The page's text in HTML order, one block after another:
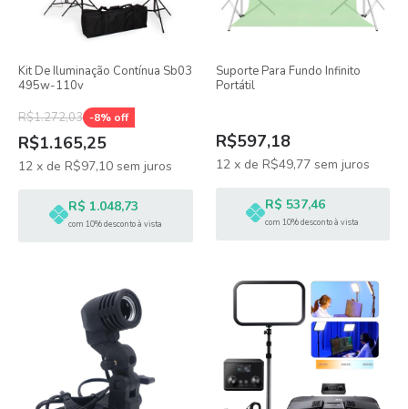
Kit De Iluminação Contínua Sb03
495w-110v
R$1.272,03 -8% off
R$1.165,25
12 x de R$97,10 sem juros
R$ 1.048,73
com 10% desconto à vista
Suporte Para Fundo Infinito
Portátil
R$597,18
12 x de R$49,77 sem juros
R$ 537,46
com 10% desconto à vista